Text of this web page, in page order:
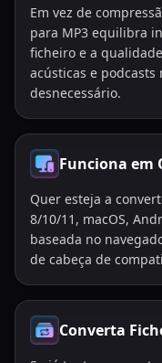
Em vez de
para MP3 equilibra
ficheiro e a
acústicas e
desnecessário.
Funciona em
Quer esteja a
8/10/11, macOS,
baseada no
de cabeça de
Converta